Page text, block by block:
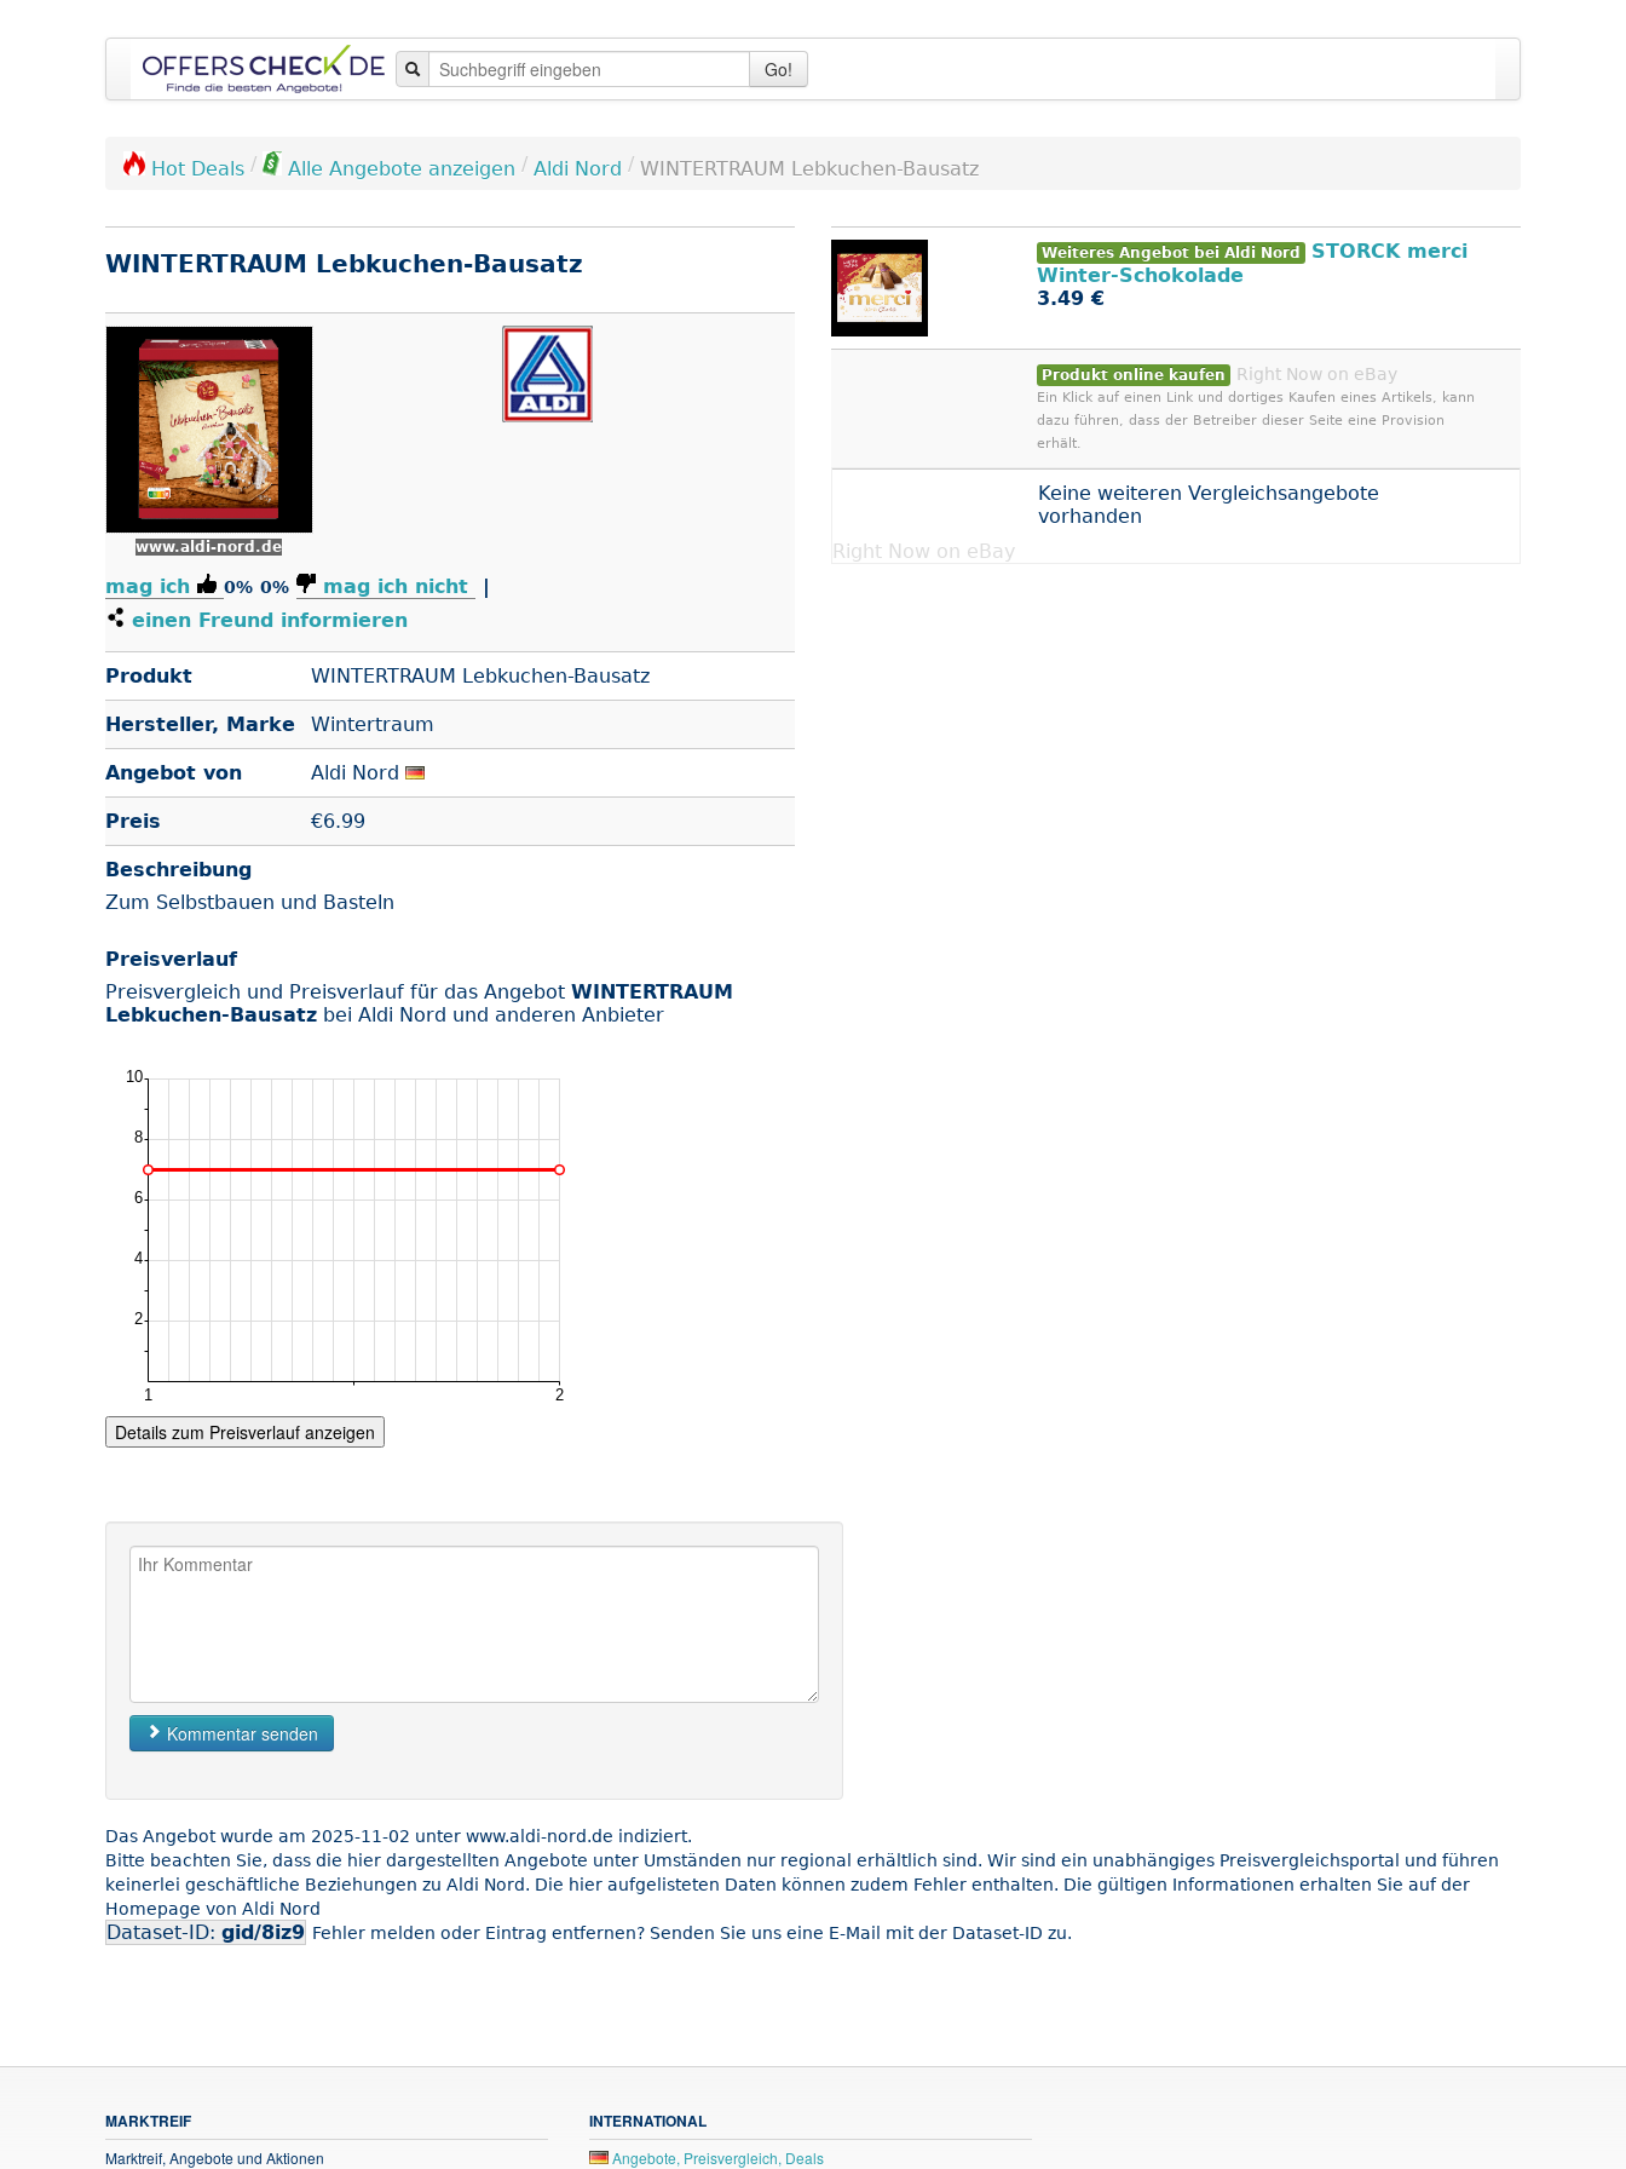
Go!
Hot Deals / Alle Angebote anzeigen / Aldi Nord / WINTERTRAUM Lebkuchen-Bausatz
WINTERTRAUM Lebkuchen-Bausatz
www.aldi-nord.de
mag ich 0% 0% mag ich nicht
|
einen Freund informieren
Produkt WINTERTRAUM Lebkuchen-Bausatz
Hersteller, Marke Wintertraum
Angebot von Aldi Nord
Preis €6.99
Beschreibung
Zum Selbstbauen und Basteln
Preisverlauf
Preisvergleich und Preisverlauf für das Angebot WINTERTRAUM
Lebkuchen-Bausatz bei Aldi Nord und anderen Anbieter
Details zum Preisverlauf anzeigen
Weiteres Angebot bei Aldi Nord
STORCK merci
Winter-Schokolade
3.49 €
Produkt online kaufen Right Now on eBay
Ein Klick auf einen Link und dortiges Kaufen eines Artikels, kann
dazu führen, dass der Betreiber dieser Seite eine Provision
erhält.
Keine weiteren Vergleichsangebote
vorhanden
Right Now on eBay
Kommentar senden
Das Angebot wurde am 2025-11-02 unter www.aldi-nord.de indiziert.
Bitte beachten Sie, dass die hier dargestellten Angebote unter Umständen nur regional erhältlich sind. Wir sind ein unabhängiges Preisvergleichsportal und führen
keinerlei geschäftliche Beziehungen zu Aldi Nord. Die hier aufgelisteten Daten können zudem Fehler enthalten. Die gültigen Informationen erhalten Sie auf der
Homepage von Aldi Nord
Dataset-ID: gid/8iz9 Fehler melden oder Eintrag entfernen? Senden Sie uns eine E-Mail mit der Dataset-ID zu.
MARKTREIF
Marktreif, Angebote und Aktionen
INTERNATIONAL
Angebote, Preisvergleich, Deals